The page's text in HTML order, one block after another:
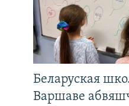
Беларуская
Варшаве